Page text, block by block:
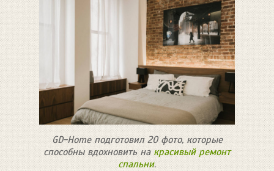
GD-Home подготовил 20 фото, которые
способны вдохновить накрасивый ремонт
спальни.